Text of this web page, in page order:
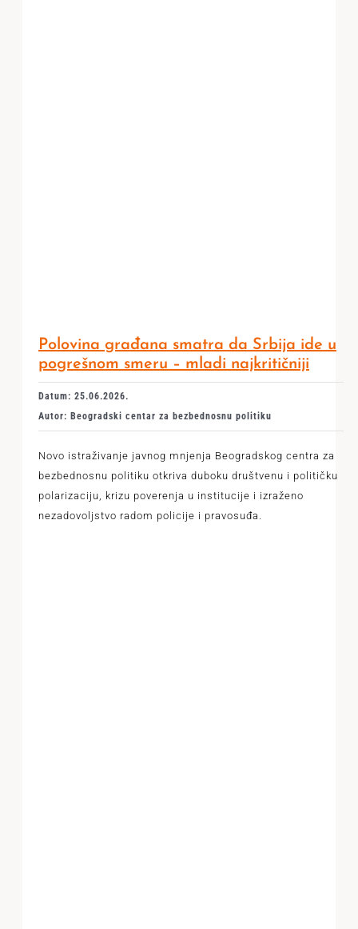
Polovina građana smatra da Srbija ide u
pogrešnom smeru – mladi najkritičniji
Datum: 25.06.2026.
Autor: Beogradski centar za bezbednosnu politiku
Novo istraživanje javnog mnjenja Beogradskog centra za
bezbednosnu politiku otkriva duboku društvenu i političku
polarizaciju, krizu poverenja u institucije i izraženo
nezadovoljstvo radom policije i pravosuđa.